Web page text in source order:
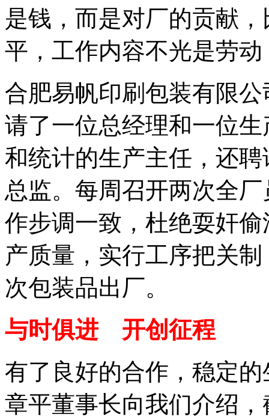
是钱，而是对厂的贡献
平，工作内容不光是劳
合肥易帆印刷包装有限
请了一位总经理和一位
和统计的生产主任，还
总监。每周召开两次全
作步调一致，杜绝耍奸
产质量，实行工序把关
次包装品出厂。
与时俱进 开创征程
有了良好的合作，稳定
章平董事长向我们介绍